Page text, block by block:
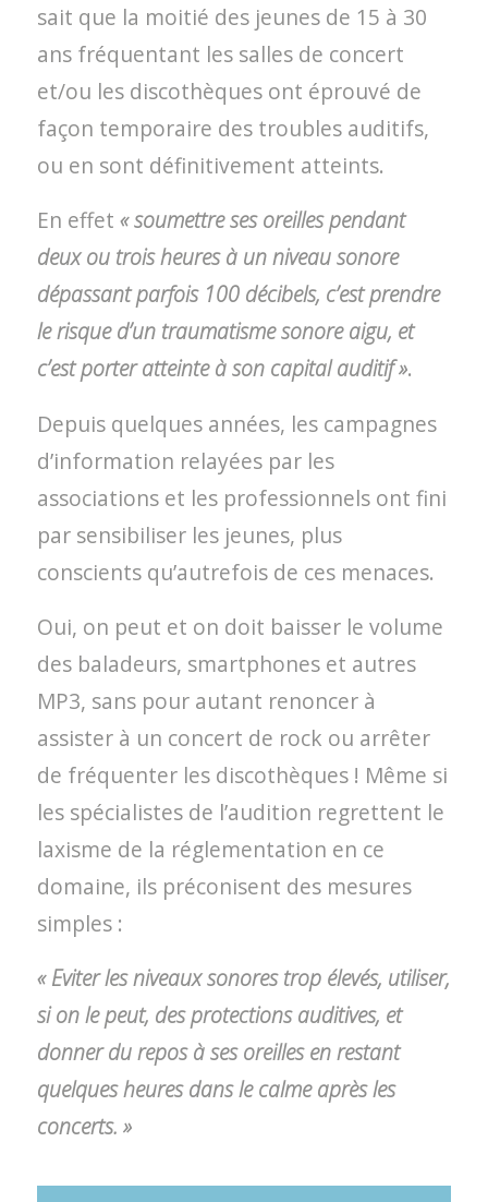
sait que la moitié des jeunes de 15 à 30
ans fréquentant les salles de concert
et/ou les discothèques ont éprouvé de
façon temporaire des troubles auditifs,
ou en sont définitivement atteints.
En effet « soumettre ses oreilles pendant
deux ou trois heures à un niveau sonore
dépassant parfois 100 décibels, c’est prendre
le risque d’un traumatisme sonore aigu, et
c’est porter atteinte à son capital auditif ».
Depuis quelques années, les campagnes
d’information relayées par les
associations et les professionnels ont fini
par sensibiliser les jeunes, plus
conscients qu’autrefois de ces menaces.
Oui, on peut et on doit baisser le volume
des baladeurs, smartphones et autres
MP3, sans pour autant renoncer à
assister à un concert de rock ou arrêter
de fréquenter les discothèques ! Même si
les spécialistes de l’audition regrettent le
laxisme de la réglementation en ce
domaine, ils préconisent des mesures
simples :
« Eviter les niveaux sonores trop élevés, utiliser,
si on le peut, des protections auditives, et
donner du repos à ses oreilles en restant
quelques heures dans le calme après les
concerts. »